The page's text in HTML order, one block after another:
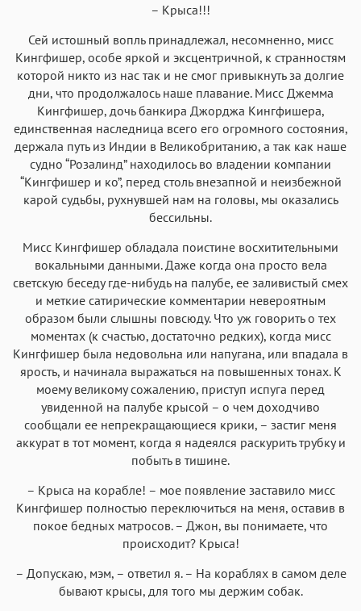
Helvetica Neue
Аа
Arial Аа
Georgia Times New Roman
Аа Аа Аа Аа
SF Mono
– Крыса!!!
Сей истошный вопль принадлежал, несомненно, мисс
Кингфишер, особе яркой и эксцентричной, к странностям
которой никто из нас так и не смог привыкнуть за долгие
дни, что продолжалось наше плавание. Мисс Джемма
Кингфишер, дочь банкира Джорджа Кингфишера,
единственная наследница всего его огромного состояния,
держала путь из Индии в Великобританию, а так как наше
судно “Розалинд” находилось во владении компании
“Кингфишер и ко”, перед столь внезапной и неизбежной
карой судьбы, рухнувшей нам на головы, мы оказались
бессильны.
Мисс Кингфишер обладала поистине восхитительными
вокальными данными. Даже когда она просто вела
светскую беседу где-нибудь на палубе, ее заливистый смех
и меткие сатирические комментарии невероятным
образом были слышны повсюду. Что уж говорить о тех
моментах (к счастью, достаточно редких), когда мисс
Кингфишер была недовольна или напугана, или впадала в
ярость, и начинала выражаться на повышенных тонах. К
моему великому сожалению, приступ испуга перед
увиденной на палубе крысой – о чем доходчиво
сообщали ее непрекращающиеся крики, – застиг меня
аккурат в тот момент, когда я надеялся раскурить трубку и
побыть в тишине.
– Крыса на корабле! – мое появление заставило мисс
Кингфишер полностью переключиться на меня, оставив в
покое бедных матросов. – Джон, вы понимаете, что
происходит? Крыса!
– Допускаю, мэм, – ответил я. – На кораблях в самом деле
бывают крысы, для того мы держим собак.